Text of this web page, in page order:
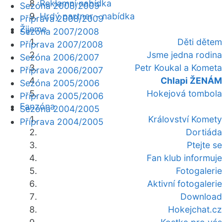
Reklamní nabídka
Hrdý partner - nabídka
Žijeme
Děti dětem
Jsme jedna rodina
Petr Koukal a Kometa
Chlapi ŽENÁM
Hokejová tombola
Fanzóna
Království Komety
Dortiáda
Ptejte se
Fan klub informuje
Fotogalerie
Aktivní fotogalerie
Download
Hokejchat.cz
Sezóna 2008/2009
Příprava 2008/2009
Sezóna 2007/2008
Příprava 2007/2008
Sezóna 2006/2007
Příprava 2006/2007
Sezóna 2005/2006
Příprava 2005/2006
Sezóna 2004/2005
Příprava 2004/2005